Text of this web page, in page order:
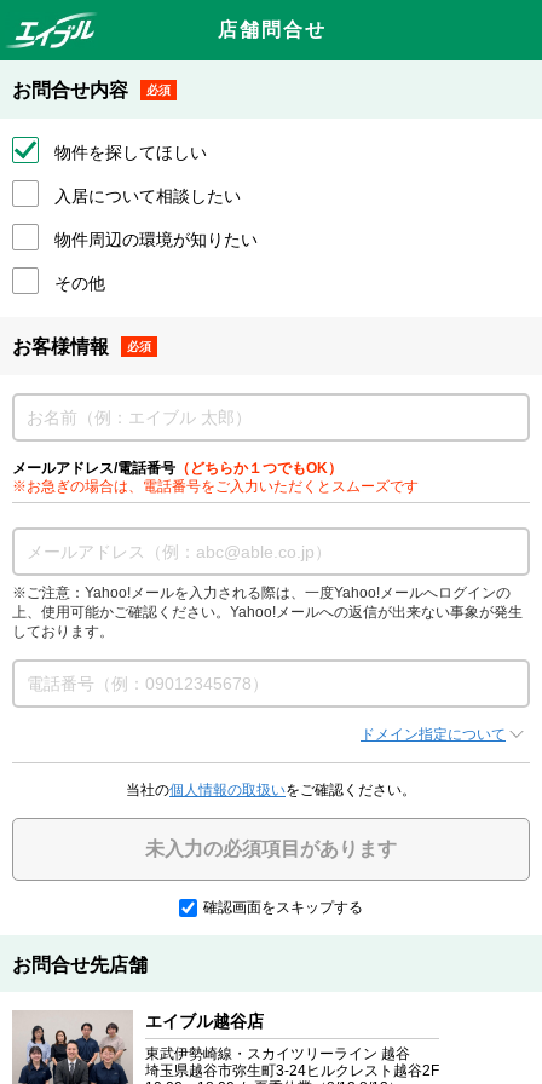
店舗問合せ
お問合せ内容 必須
物件を探してほしい
入居について相談したい
物件周辺の環境が知りたい
その他
お客様情報 必須
メールアドレス/電話番号 （どちらか１つでもOK）
※お急ぎの場合は、電話番号をご入力いただくとスムーズです
※ご注意：Yahoo!メールを入力される際は、一度Yahoo!メールへログインの
上、使用可能かご確認ください。Yahoo!メールへの返信が出来ない事象が発生
しております。
ドメイン指定について
当社の個人情報の取扱いをご確認ください。
未入力の必須項目があります
確認画面をスキップする
お問合せ先店舗
エイブル越谷店
東武伊勢崎線・スカイツリーライン 越谷
埼玉県越谷市弥生町3-24ヒルクレスト越谷2F